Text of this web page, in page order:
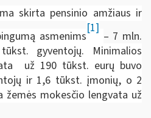
skirta pensinio amžiaus ir
asmenims
[1]
– 7 mln.
gyventojų. Minimalios
už 190 tūkst. eurų buvo
ir 1,6 tūkst. įmonių, o 2
mokesčio lengvata už